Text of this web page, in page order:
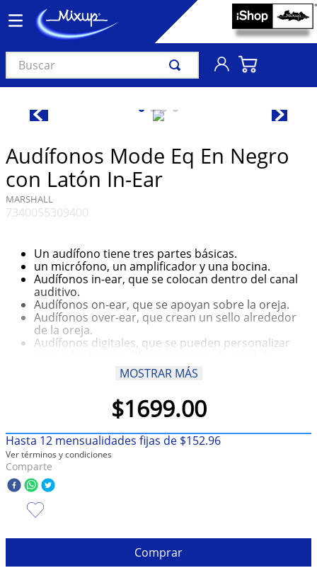
Buscar
Audífonos Mode Eq En Negro
con Latón In-Ear
MARSHALL
7340055309400
Un audífono tiene tres partes básicas.
un micrófono, un amplificador y una bocina.
Audífonos in-ear, que se colocan dentro del canal
auditivo.
Audífonos on-ear, que se apoyan sobre la oreja.
Audífonos over-ear, que crean un sello alrededor
de la oreja.
Audífonos digitales, que se pueden personalizar
Algunos audífonos se pueden conectar a otros
Algunos audífonos se conectan a través de una
aplicación específica.
Algunos audífonos son Bluetooth.
MOSTRAR MÁS
$1699.00
Hasta 12 mensualidades fijas de $152.96
Ver términos y condiciones
Comparte
Comprar
3.
audífonos
4.
madonna
5.
ariana grande
7.
bts
8.
9.
bocinas
10. taylor swift